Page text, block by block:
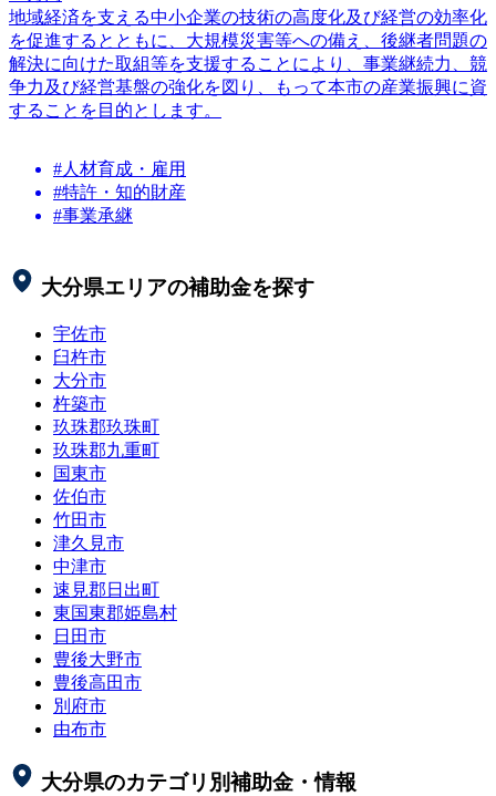
地域経済を支える中小企業の技術の高度化及び経営の効率化
を促進するとともに、大規模災害等への備え、後継者問題の
解決に向けた取組等を支援することにより、事業継続力、競
争力及び経営基盤の強化を図り、もって本市の産業振興に資
することを目的とします。
#人材育成・雇用
#特許・知的財産
#事業承継
大分県エリアの補助金を探す
宇佐市
臼杵市
大分市
杵築市
玖珠郡玖珠町
玖珠郡九重町
国東市
佐伯市
竹田市
津久見市
中津市
速見郡日出町
東国東郡姫島村
日田市
豊後大野市
豊後高田市
別府市
由布市
大分県のカテゴリ別補助金・情報